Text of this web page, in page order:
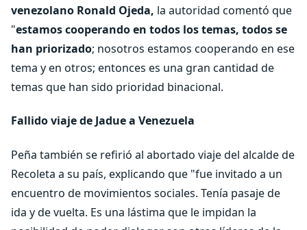
venezolano Ronald Ojeda, la autoridad comentó que
"estamos cooperando en todos los temas, todos se
han priorizado; nosotros estamos cooperando en ese
tema y en otros; entonces es una gran cantidad de
temas que han sido prioridad binacional.
Fallido viaje de Jadue a Venezuela
Peña también se refirió al abortado viaje del alcalde de
Recoleta a su país, explicando que "fue invitado a un
encuentro de movimientos sociales. Tenía pasaje de
ida y de vuelta. Es una lástima que le impidan la